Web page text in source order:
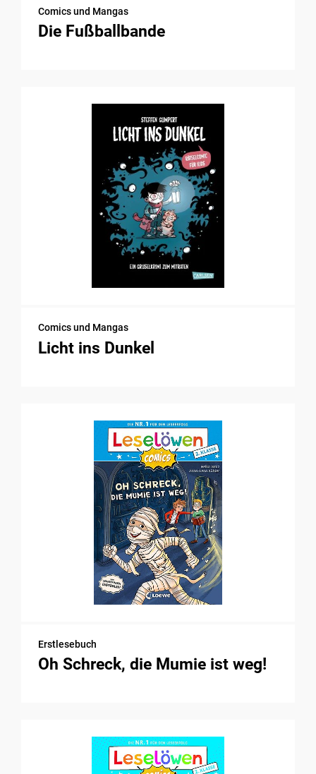
Comics und Mangas
Die Fußballbande
Comics und Mangas
Licht ins Dunkel
Erstlesebuch
Oh Schreck, die Mumie ist weg!